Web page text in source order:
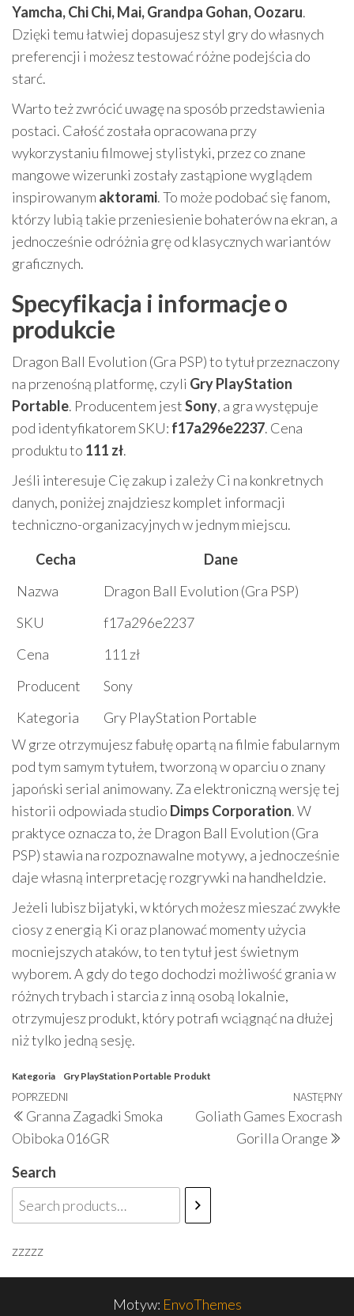
Yamcha, Chi Chi, Mai, Grandpa Gohan, Oozaru.
Dzięki temu łatwiej dopasujesz styl gry do własnych
preferencji i możesz testować różne podejścia do
starć.
Warto też zwrócić uwagę na sposób przedstawienia
postaci. Całość została opracowana przy
wykorzystaniu filmowej stylistyki, przez co znane
mangowe wizerunki zostały zastąpione wyglądem
inspirowanym aktorami. To może podobać się fanom,
którzy lubią takie przeniesienie bohaterów na ekran, a
jednocześnie odróżnia grę od klasycznych wariantów
graficznych.
Specyfikacja i informacje o
produkcie
Dragon Ball Evolution (Gra PSP) to tytuł przeznaczony
na przenośną platformę, czyli Gry PlayStation
Portable. Producentem jestSony, a gra występuje
pod identyfikatorem SKU: f17a296e2237. Cena
produktu to 111 zł.
Jeśli interesuje Cię zakup i zależy Ci na konkretnych
danych, poniżej znajdziesz komplet informacji
techniczno-organizacyjnych w jednym miejscu.
Cecha
Dane
Nazwa
Dragon Ball Evolution (Gra PSP)
SKU
f17a296e2237
Cena
111 zł
Producent
Sony
Kategoria
Gry PlayStation Portable
W grze otrzymujesz fabułę opartą na filmie fabularnym
pod tym samym tytułem, tworzoną w oparciu o znany
japoński serial animowany. Za elektroniczną wersję tej
historii odpowiada studio Dimps Corporation. W
praktyce oznacza to, że Dragon Ball Evolution (Gra
PSP) stawia na rozpoznawalne motywy, a jednocześnie
daje własną interpretację rozgrywki na handheldzie.
Jeżeli lubisz bijatyki, w których możesz mieszać zwykłe
ciosy z energią Ki oraz planować momenty użycia
mocniejszych ataków, to ten tytuł jest świetnym
wyborem. A gdy do tego dochodzi możliwość grania w
różnych trybach i starcia z inną osobą lokalnie,
otrzymujesz produkt, który potrafi wciągnąć na dłużej
niż tylko jedną sesję.
Kategoria Gry PlayStation Portable Produkt
Nawigacja
wpisu
Poprzedni
wpis
POPRZEDNI
Granna Zagadki Smoka
Obiboka 016GR
NASTĘPNY
Goliath Games Exocrash
Gorilla Orange
Search
zzzzz
Motyw: EnvoThemes